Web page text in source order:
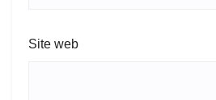
Site web